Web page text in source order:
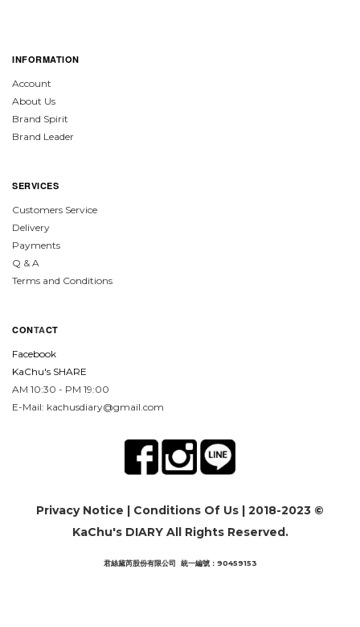
INFORMATION
Account
About Us
Brand Spirit
Brand Leader
SERVICES
Customers Service
Delivery
Payments
Q & A
Terms and Conditions
CONTACT
Facebook
KaChu's SHARE
AM 10:30 - PM 19:00
E-Mail: kachusdiary@gmail.com
Privacy Notice | Conditions Of Us | 2018-2023 ©
KaChu's DIARY All Rights Reserved.
君絲黛芮股份有限公司 統一編號：90459153